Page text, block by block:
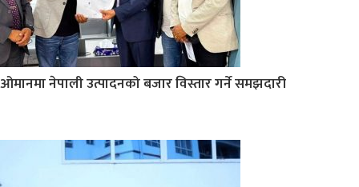
ओमानमा नेपाली उत्पादनको बजार विस्तार गर्ने समझदारी